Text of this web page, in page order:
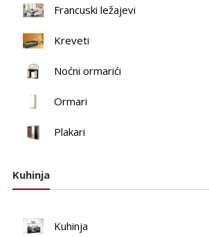
Francuski ležajevi
Kreveti
Noćni ormarići
Ormari
Plakari
Kuhinja
Kuhinja